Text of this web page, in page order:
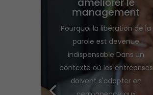
management
Pourquoi la libération de la
parole est devenue
indispensable Dans un
contexte où les entreprises
doivent s'adapter en